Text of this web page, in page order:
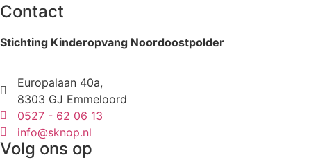
Contact
Stichting Kinderopvang Noordoostpolder
Europalaan 40a,
8303 GJ Emmeloord
0527 - 62 06 13
info@sknop.nl
Volg ons op